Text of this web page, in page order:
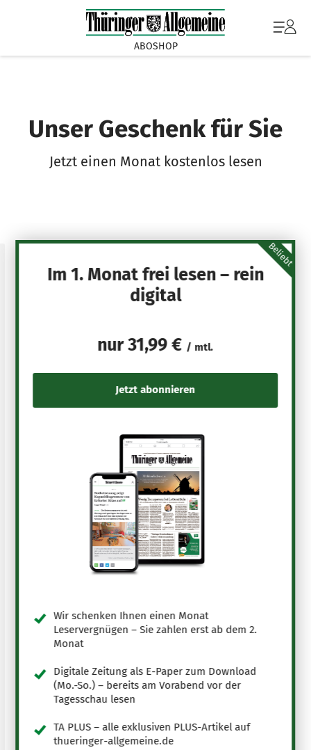
ABOSHOP
Unser Geschenk für Sie
Jetzt einen Monat kostenlos lesen
Beliebt
Im 1. Monat frei lesen – rein
digital
nur31,99 € / mtl.
Wir schenken Ihnen einen Monat
Leservergnügen – Sie zahlen erst ab dem 2.
Monat
Digitale Zeitung als E-Paper zum Download
(Mo.-So.) – bereits am Vorabend vor der
Tagesschau lesen
TA PLUS – alle exklusiven PLUS-Artikel auf
thueringer-allgemeine.de